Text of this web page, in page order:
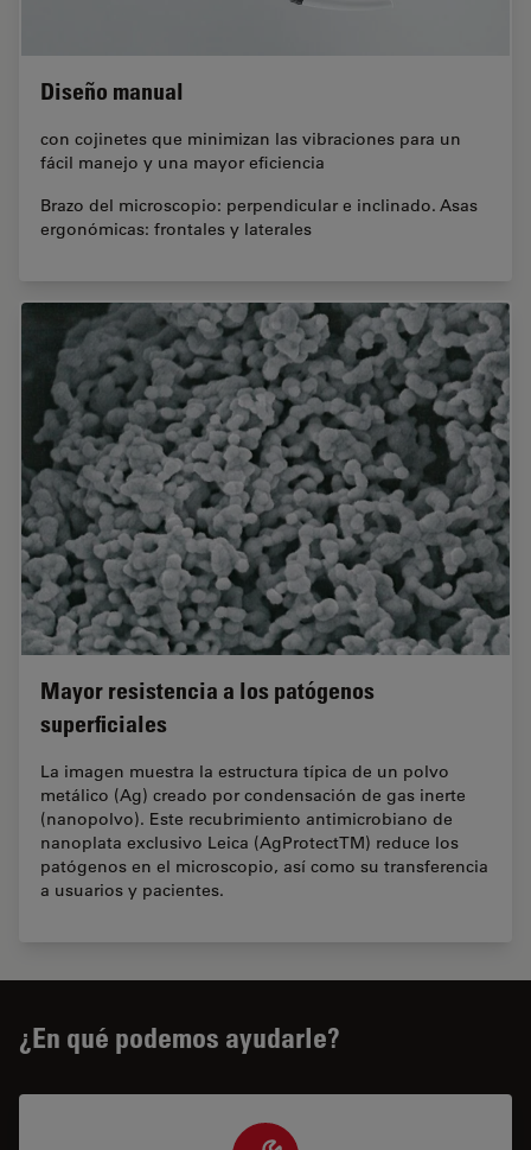
Diseño manual
con cojinetes que minimizan las vibraciones para un
fácil manejo y una mayor eficiencia
Brazo del microscopio: perpendicular e inclinado. Asas
ergonómicas: frontales y laterales
Mayor resistencia a los patógenos
superficiales
La imagen muestra la estructura típica de un polvo
metálico (Ag) creado por condensación de gas inerte
(nanopolvo). Este recubrimiento antimicrobiano de
nanoplata exclusivo Leica (AgProtectTM) reduce los
patógenos en el microscopio, así como su transferencia
a usuarios y pacientes.
¿En qué podemos ayudarle?